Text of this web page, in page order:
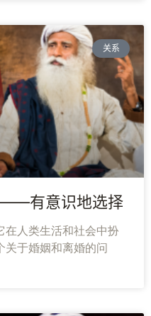
关系
——有意识地选择
在人类生活和社会中扮
关于婚姻和离婚的问